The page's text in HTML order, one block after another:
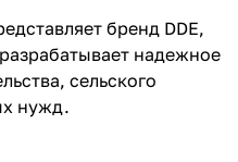
бренд DDE,
надежное
сельского
нужд.